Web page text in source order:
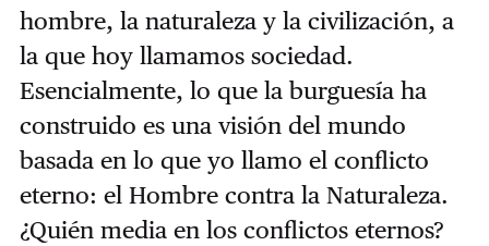
hombre, la naturaleza y la civilización, a
la que hoy llamamos sociedad.
Esencialmente, lo que la burguesía ha
construido es una visión del mundo
basada en lo que yo llamo el conflicto
eterno: el Hombre contra la Naturaleza.
¿Quién media en los conflictos eternos?